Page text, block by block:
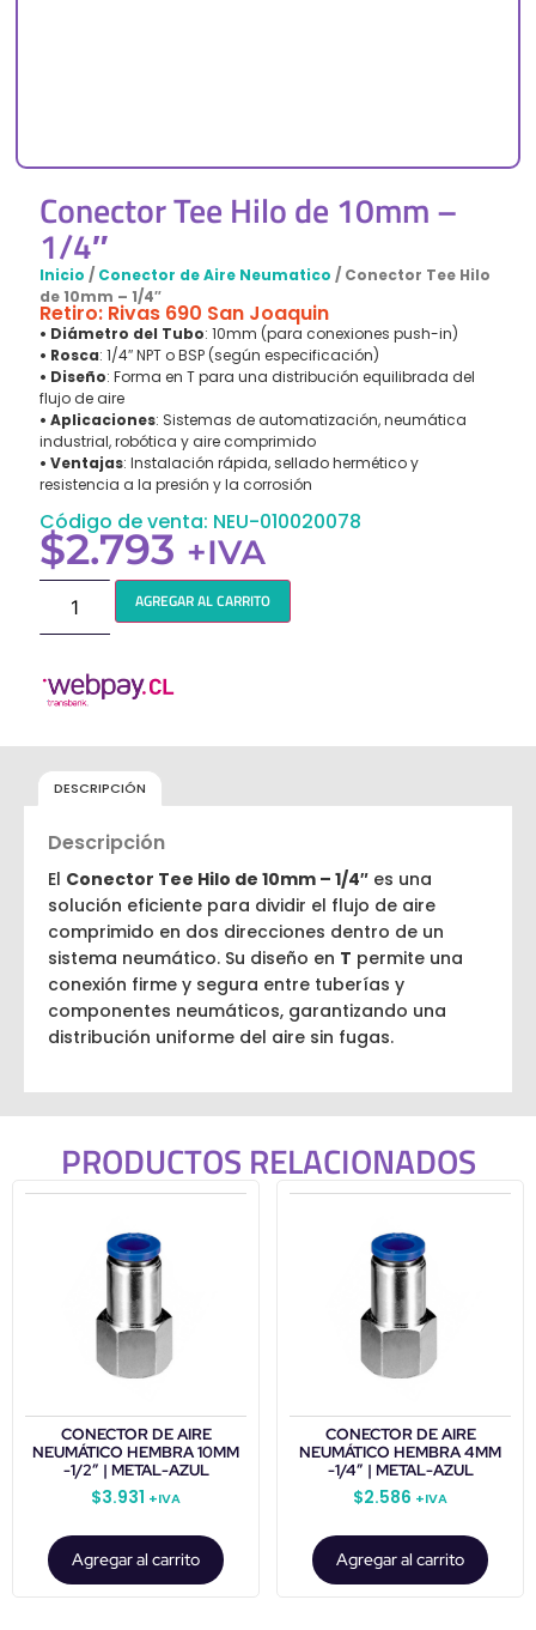
Conector Tee Hilo de 10mm –
1/4″
Inicio / Conector de Aire Neumatico / Conector Tee Hilo
de 10mm – 1/4″
Retiro: Rivas 690 San Joaquin
• Diámetro del Tubo: 10mm (para conexiones push-in)
• Rosca: 1/4″ NPT o BSP (según especificación)
• Diseño: Forma en T para una distribución equilibrada del
flujo de aire
• Aplicaciones: Sistemas de automatización, neumática
industrial, robótica y aire comprimido
• Ventajas: Instalación rápida, sellado hermético y
resistencia a la presión y la corrosión
Código de venta: NEU-010020078
$2.793 +IVA
AGREGAR AL CARRITO
DESCRIPCIÓN
Descripción
El Conector Tee Hilo de 10mm – 1/4″ es una
solución eficiente para dividir el flujo de aire
comprimido en dos direcciones dentro de un
sistema neumático. Su diseño en T permite una
conexión firme y segura entre tuberías y
componentes neumáticos, garantizando una
distribución uniforme del aire sin fugas.
PRODUCTOS RELACIONADOS
CONECTOR DE AIRE
NEUMÁTICO HEMBRA 10MM
-1/2″ | METAL-AZUL
$3.931 +IVA
Agregar al carrito
CONECTOR DE AIRE
NEUMÁTICO HEMBRA 4MM
-1/4″ | METAL-AZUL
$2.586 +IVA
Agregar al carrito